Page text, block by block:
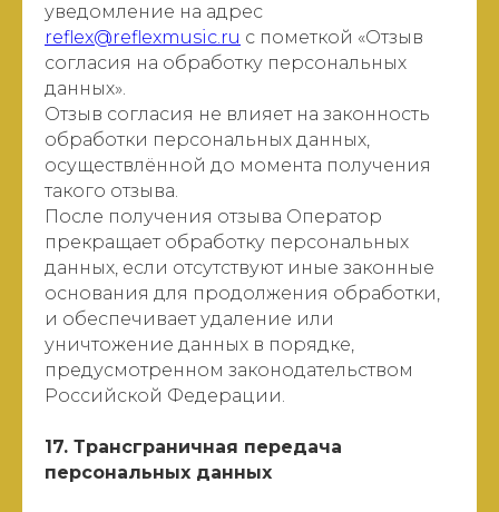
уведомление на адрес
reflex@reflexmusic.ru с пометкой «Отзыв
согласия на обработку персональных
данных».
Отзыв согласия не влияет на законность
обработки персональных данных,
осуществлённой до момента получения
такого отзыва.
После получения отзыва Оператор
прекращает обработку персональных
данных, если отсутствуют иные законные
основания для продолжения обработки,
и обеспечивает удаление или
уничтожение данных в порядке,
предусмотренном законодательством
Российской Федерации.
17. Трансграничная передача
персональных данных